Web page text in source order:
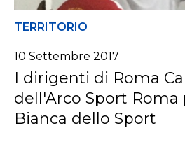
TERRITORIO
10 Settembre 2017
I dirigenti di Roma
dell'Arco Sport
Bianca dello Sport